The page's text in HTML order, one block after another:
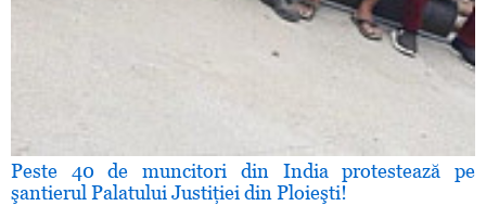
Peste 40 de muncitori din India protestează pe
şantierul Palatului Justiţiei din Ploieşti!